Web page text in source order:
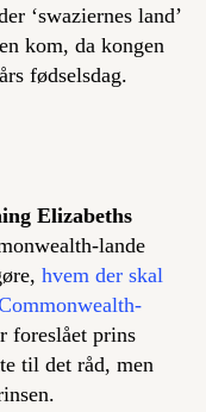
‘swaziernes land’
kom, da kongen
fødselsdag.
Elizabeths
lande
hvem der skal
foreslået prins
til det råd, men